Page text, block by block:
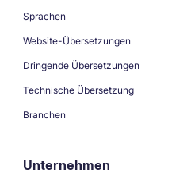
Sprachen
Website-Übersetzungen
Dringende Übersetzungen
Technische Übersetzung
Branchen
Unternehmen